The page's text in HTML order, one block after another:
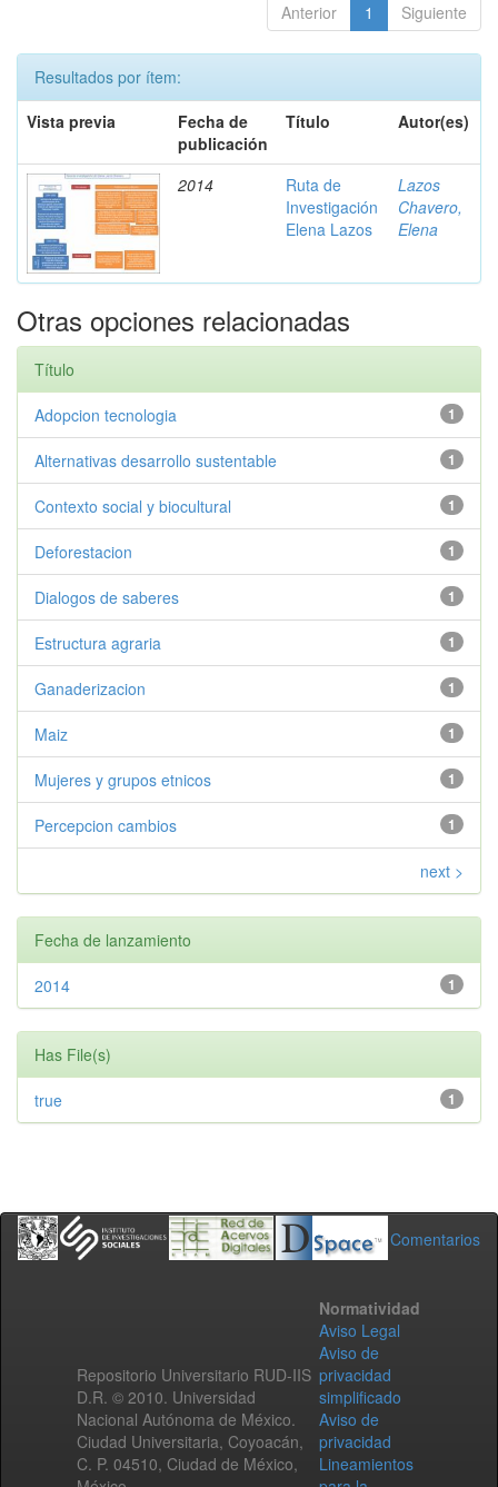
Anterior 1 Siguiente
Resultados por ítem:
Vista previa
Fecha de
publicación
Título Autor(es)
2014
Ruta de
Investigación
Elena Lazos
Lazos
Chavero,
Elena
Otras opciones relacionadas
Título
1
Adopcion tecnologia
1
Alternativas desarrollo sustentable
1
Contexto social y biocultural
1
Deforestacion
1
Dialogos de saberes
1
Estructura agraria
1
Ganaderizacion
1
Maiz
1
Mujeres y grupos etnicos
1
Percepcion cambios
next >
Fecha de lanzamiento
1
2014
Has File(s)
1
true
Comentarios
Repositorio Universitario RUD-IIS
D.R. © 2010. Universidad
Nacional Autónoma de México.
Ciudad Universitaria, Coyoacán,
C. P. 04510, Ciudad de México,
Normatividad
Aviso Legal
Aviso de
privacidad
simplificado
Aviso de
privacidad
Lineamientos